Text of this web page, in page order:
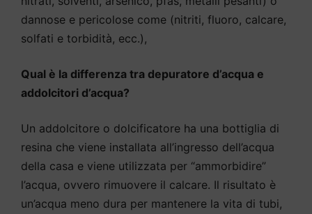
dannose e pericolose come (nitriti, fluoro, calcare,
solfati e torbidità, ecc.),
Qual è la differenza tra depuratore d’acqua e
addolcitori d’acqua?
Un addolcitore o dolcificatore ha una bottiglia di
resina che viene installata all’ingresso dell’acqua
della casa e viene utilizzata per “ammorbidire”
l’acqua, ovvero rimuovere il calcare. Il risultato è
un’acqua meno dura per mantenere la vita di tubi,